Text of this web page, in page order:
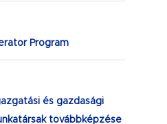
Program
és gazdasági
továbbképzése